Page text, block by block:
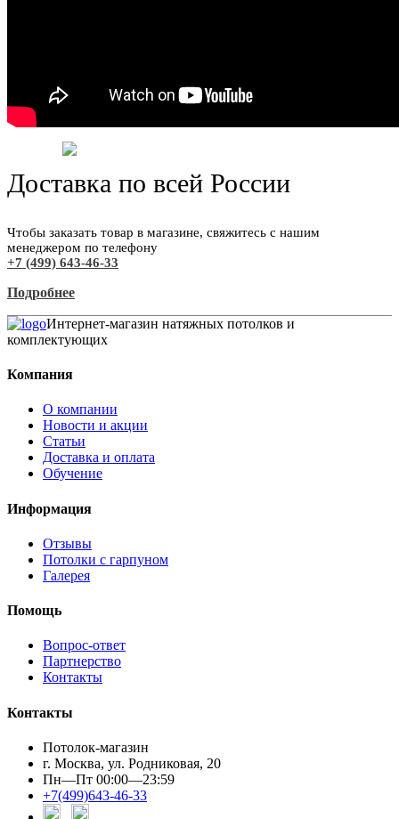
Доставка по всей России
Чтобы заказать товар в магазине, свяжитесь с нашим
менеджером по телефону
+7 (499) 643-46-33
Подробнее
Интернет-магазин натяжных потолков и
комплектующих
Компания
О компании
Новости и акции
Статьи
Доставка и оплата
Обучение
Информация
Отзывы
Потолки с гарпуном
Галерея
Помощь
Вопрос-ответ
Партнерство
Контакты
Контакты
Потолок-магазин
г. Москва, ул. Родниковая, 20
Пн—Пт 00:00—23:59
+7(499)643-46-33